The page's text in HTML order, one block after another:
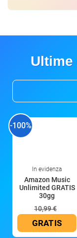
-100%
In evidenza
Amazon Music
Unlimited GRATIS
30gg
10,99 €
GRATIS